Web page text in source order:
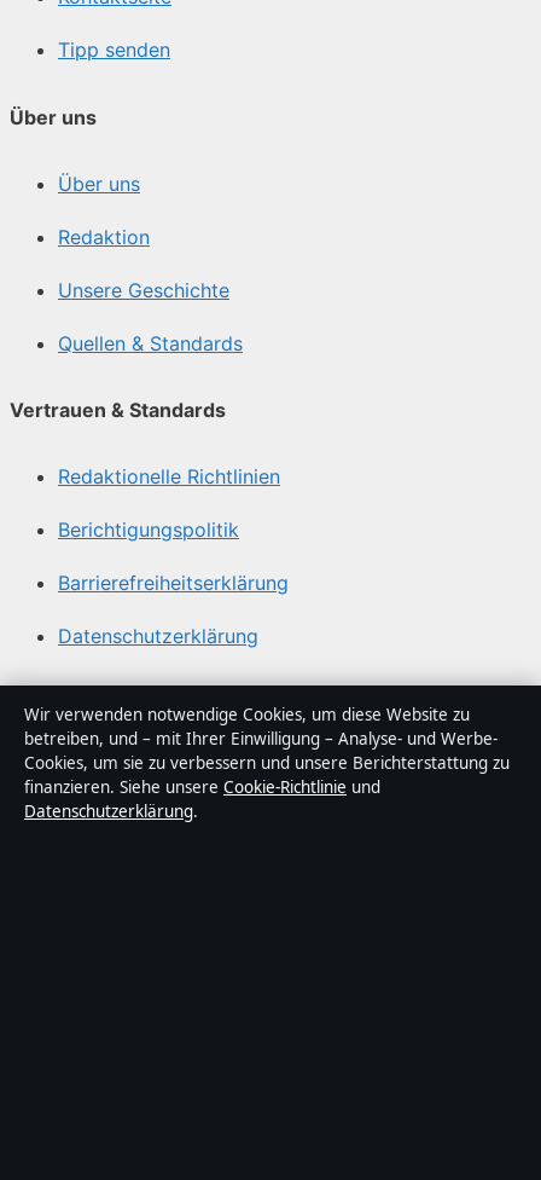
Tipp senden
Über uns
Über uns
Redaktion
Unsere Geschichte
Quellen & Standards
Vertrauen & Standards
Redaktionelle Richtlinien
Berichtigungspolitik
Barrierefreiheitserklärung
Datenschutzerklärung
Über Sachstruktur in Kürze
Sachstruktur ist ein unabhängiger digitaler
Nachrichtenanbieter mit Fokus auf Politik, Wirtschaft,
Technik und Gesellschaft in Deutschland. Jeder Artikel
Wir verwenden notwendige Cookies, um diese Website zu
betreiben, und – mit Ihrer Einwilligung – Analyse- und Werbe-
Cookies, um sie zu verbessern und unsere Berichterstattung zu
finanzieren. Siehe unsere Cookie-Richtlinie und
Datenschutzerklärung.